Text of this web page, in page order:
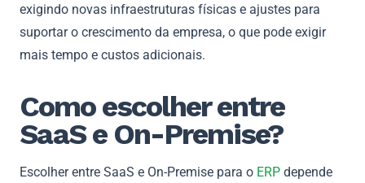
exigindo novas infraestruturas físicas e ajustes para
suportar o crescimento da empresa, o que pode exigir
mais tempo e custos adicionais.
Como escolher entre
SaaS e On-Premise?
Escolher entre SaaS e On-Premise para o ERP depende